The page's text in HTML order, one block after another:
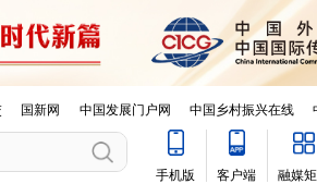
国新网 中国发展门户网 中国乡村振兴在线
手机版 客户端 融媒